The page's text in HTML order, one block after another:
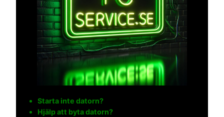
Starta inte datorn?
Hjälp att byta datorn?